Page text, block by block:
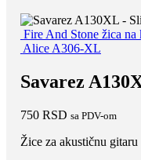
Fire And Stone žica na
Alice A306-XL
Savarez
750 RSD sa PDV-om
Žice za akustičnu gitaru